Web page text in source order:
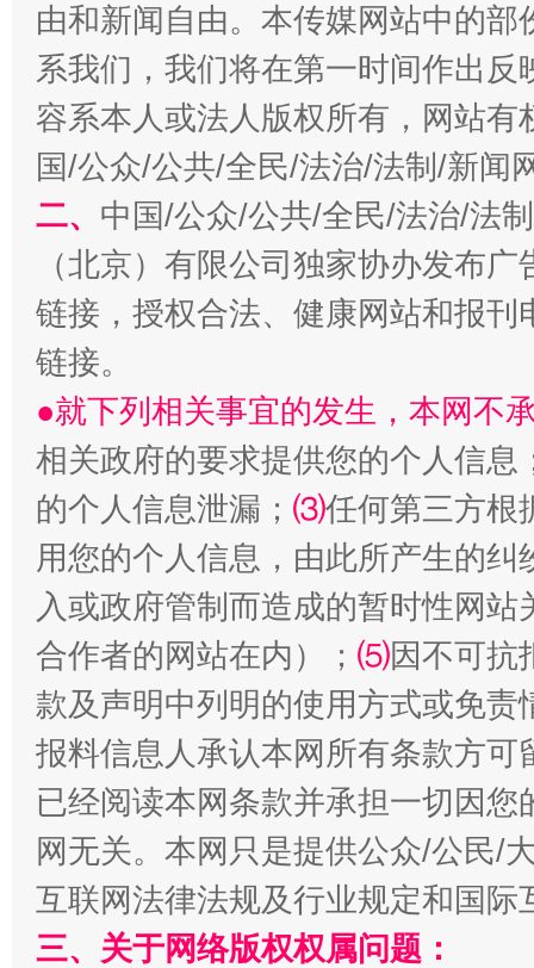
揭批美国五大"原罪" "炒
解纷+调解+退费，一次搞定
站台名比不上好声名
由和新闻自由。本传媒网站中的
系我们，我们将在第一时间作出
容系本人或法人版权所有，网站
国/公众/公共/全民/法治/法制/新闻
二、 中国/公众/公共/全民/法治/法
（北京）有限公司独家协办发布
链接，授权合法、健康网站和报
链接。
●就下列相关事宜的发生，本网不
相关政府的要求提供您的个人信息
的个人信息泄漏； ⑶任何第三方根
用您的个人信息，由此所产生的纠
入或政府管制而造成的暂时性网
合作者的网站在内）； ⑸因不可抗
款及声明中列明的使用方式或免责
报料信息人承认本网所有条款方
已经阅读本网条款并承担一切因
网无关。本网只是提供公众/公民/
互联网法律法规及行业规定和国
三、关于网络版权权属问题：